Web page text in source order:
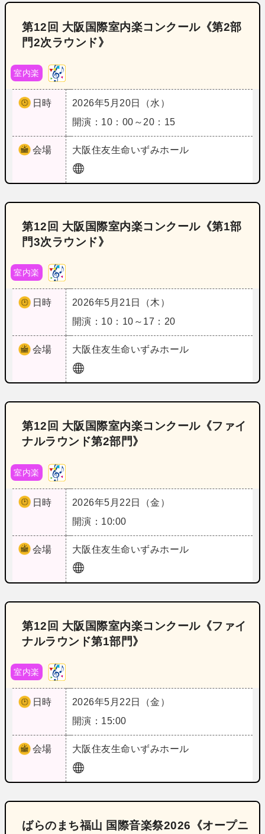
第12回 大阪国際室内楽コンクール《第2部
門2次ラウンド》
室内楽
日時
2026年5月20日（水）
開演：10：00～20：15
会場 大阪住友生命いずみホール
第12回 大阪国際室内楽コンクール《第1部
門3次ラウンド》
室内楽
日時
2026年5月21日（木）
開演：10：10～17：20
会場 大阪住友生命いずみホール
第12回 大阪国際室内楽コンクール《ファイ
ナルラウンド第2部門》
室内楽
日時
2026年5月22日（金）
開演：10:00
会場 大阪住友生命いずみホール
第12回 大阪国際室内楽コンクール《ファイ
ナルラウンド第1部門》
室内楽
日時
2026年5月22日（金）
開演：15:00
会場 大阪住友生命いずみホール
ばらのまち福山 国際音楽祭2026《オープニ